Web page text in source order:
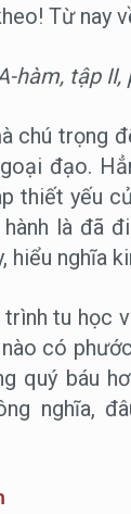
Từ nay
hàm, tập
chú trọng
đạo.
thiết yếu
là đã
hiểu nghĩa
tu học
có
quý báu
nghĩa,